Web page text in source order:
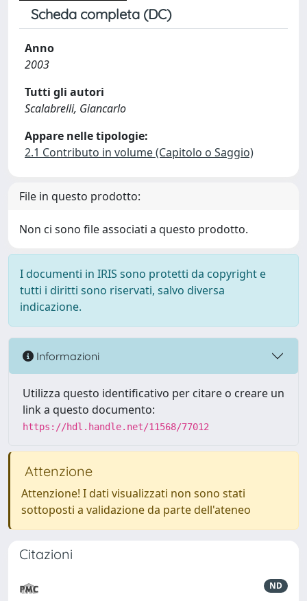
Scheda completa (DC)
Anno
2003
Tutti gli autori
Scalabrelli, Giancarlo
Appare nelle tipologie:
2.1 Contributo in volume (Capitolo o Saggio)
File in questo prodotto:
Non ci sono file associati a questo prodotto.
I documenti in IRIS sono protetti da copyright e
tutti i diritti sono riservati, salvo diversa
indicazione.
Informazioni
Utilizza questo identificativo per citare o creare un
link a questo documento:
https://hdl.handle.net/11568/77012
Attenzione
Attenzione! I dati visualizzati non sono stati
sottoposti a validazione da parte dell'ateneo
Citazioni
ND